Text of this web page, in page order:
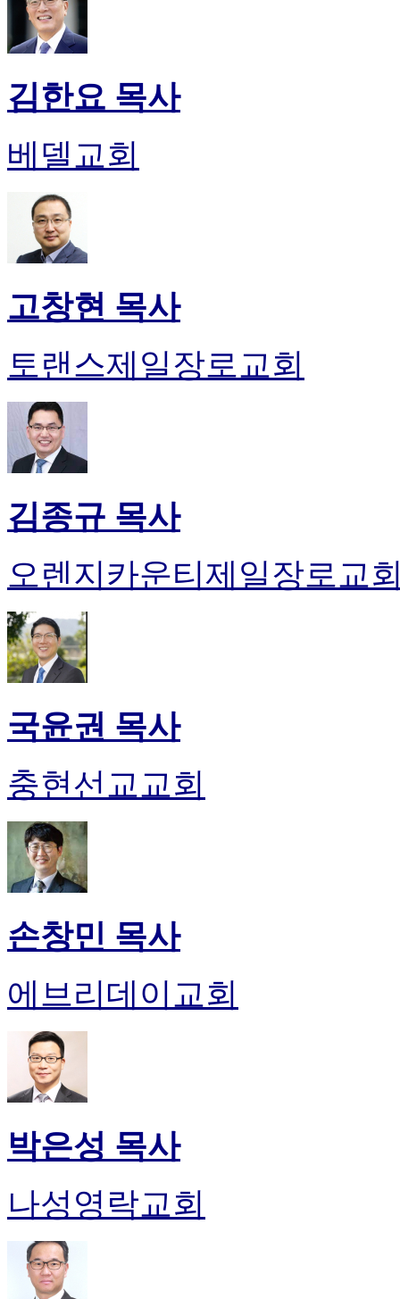
김한요 목사
베델교회
고창현 목사
토랜스제일장로교회
김종규 목사
오렌지카운티제일장로교
국윤권 목사
충현선교교회
손창민 목사
에브리데이교회
박은성 목사
나성영락교회